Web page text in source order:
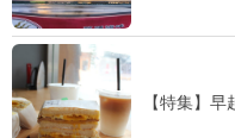
【特集】